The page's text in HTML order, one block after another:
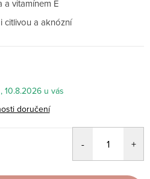
a vitamínem E
citlivou a aknózní
10.8.2026
doručení